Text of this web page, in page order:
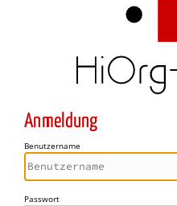
Anmeldung
Benutzername
Passwort